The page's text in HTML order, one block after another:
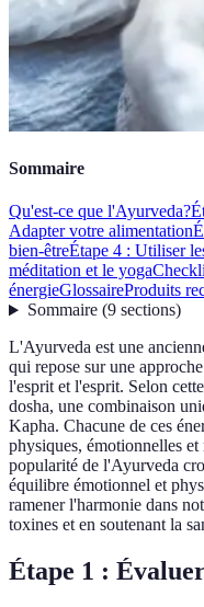
Sommaire
Qu'est-ce que l'Ayurveda?
Adapter votre alimentation
bien-êtreÉtape 4 : Utiliser
méditation et le yoga
énergieGlossaireProduits
Sommaire(9 sections)
L'Ayurveda est une
qui repose sur une
l'esprit et l'esprit. Selon
dosha, une combinaison
Kapha. Chacune de ces
physiques, émotionnelles
popularité de l'Ayurveda
équilibre émotionnel et
ramener l'harmonie dans
toxines et en soutenant la
Étape 1 :